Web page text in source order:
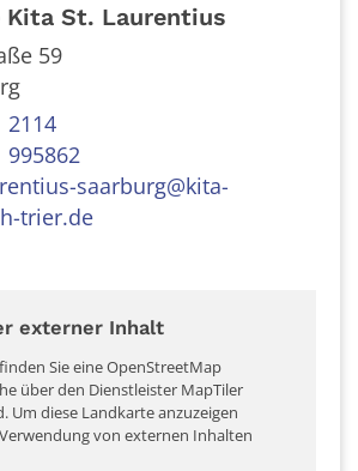
Kita St. Laurentius
59
2114
995862
saarburg@kita-
trier.de
externer Inhalt
Sie eine OpenStreetMap
über den Dienstleister MapTiler
Um diese Landkarte anzuzeigen
von externen Inhalten